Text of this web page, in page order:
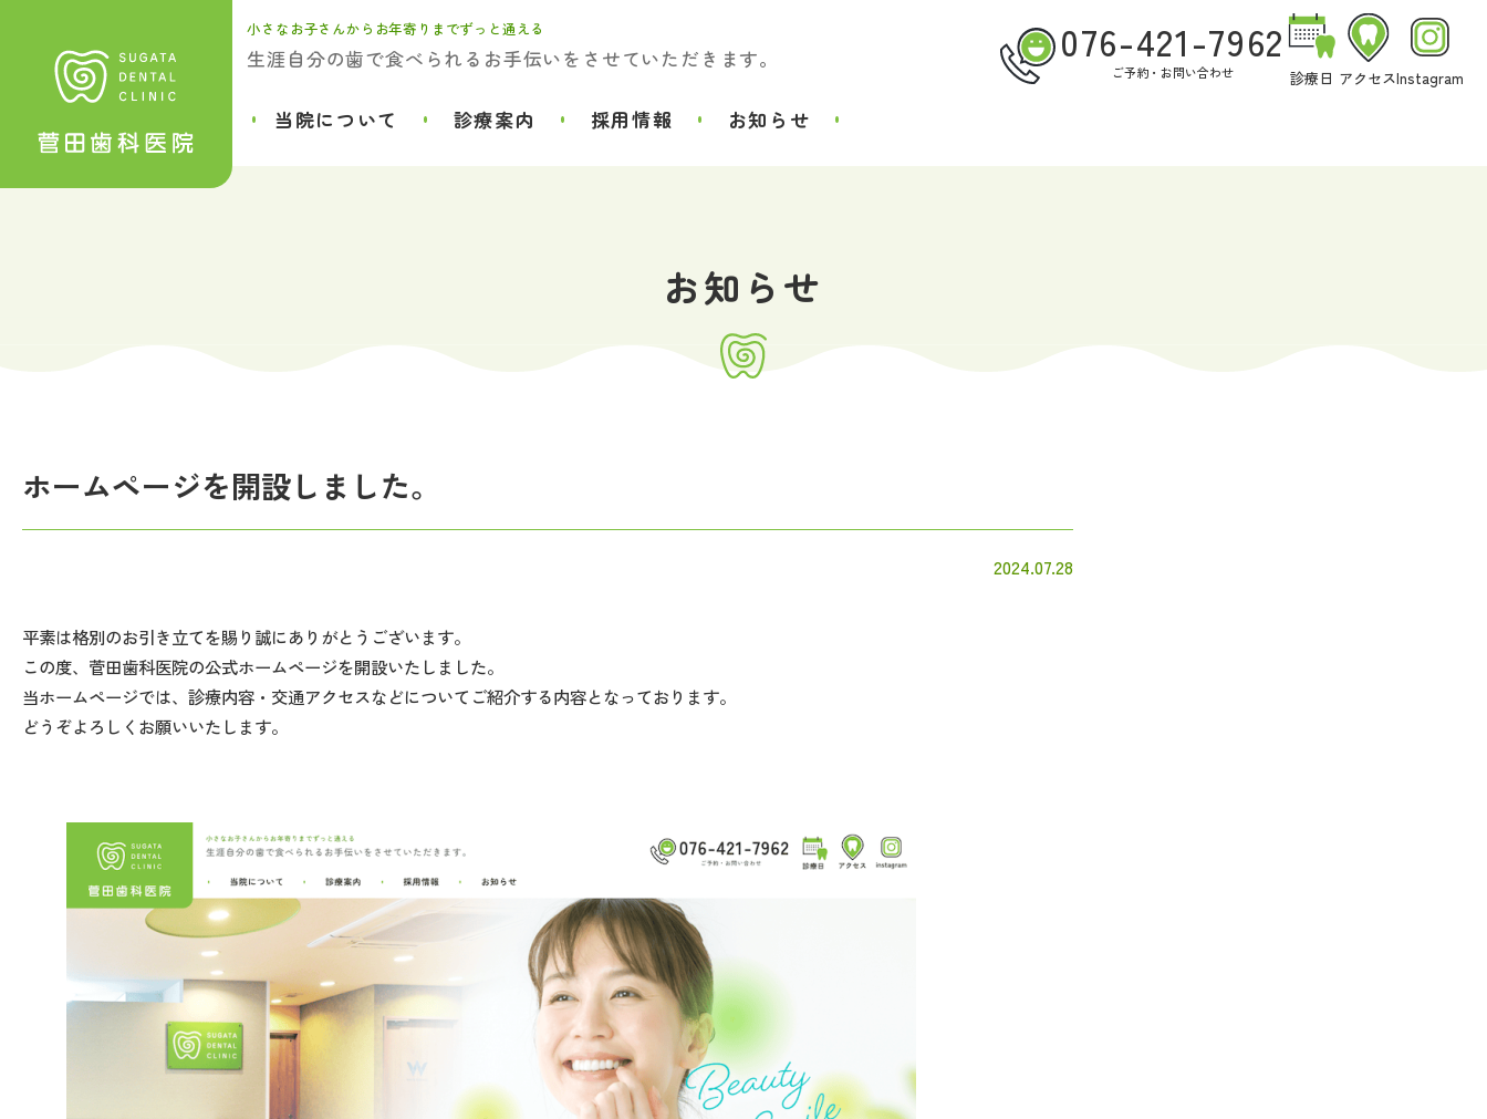
小さなお子さんからお年寄りまでずっと通える
生涯自分の歯で食べられるお手伝いをさせていただきます。
当院について 診療案内 採用情報 お知らせ
076-421-7962
ご予約・お問い合わせ 診療日 アクセスInstagram
お知らせ
ホームページを開設しました。
2024.07.28
平素は格別のお引き立てを賜り誠にありがとうございます。
この度、菅田歯科医院の公式ホームページを開設いたしました。
当ホームページでは、診療内容・交通アクセスなどについてご紹介する内容となっております。
どうぞよろしくお願いいたします。